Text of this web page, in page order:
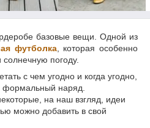
базовые вещи. Одной из
футболка, котораяособенно
погоду.
с чем угодно и когда угодно,
формальный наряд.
на наш взгляд, идеи
можно добавить в свой